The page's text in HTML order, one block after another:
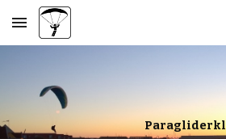
Skip to main content